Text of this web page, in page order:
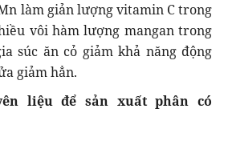
làm giản lượng vitamin C trong
vôi hàm lượng mangan trong
súc ăn cỏ giảm khả năng động
giảm hẳn.
liệu để sản xuất phân có